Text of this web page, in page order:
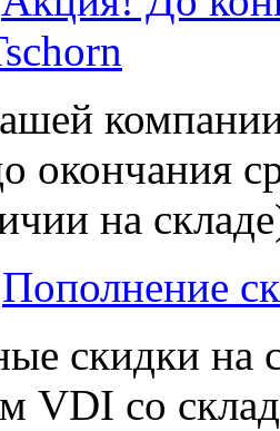
окончания
на
Пополнение
скидки на
VDI со